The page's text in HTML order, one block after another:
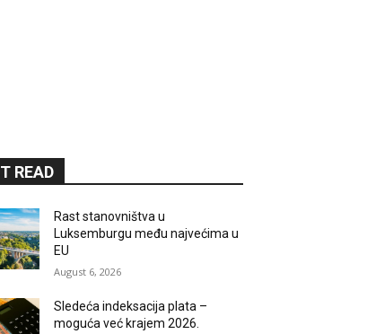
READ
Rast stanovništva u
Luksemburgu među najvećima u
EU
August 6, 2026
Sledeća indeksacija plata –
moguća već krajem 2026.